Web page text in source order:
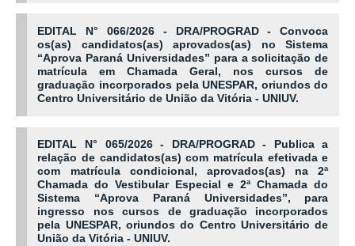
EDITAL N° 066/2026 - DRA/PROGRAD - Convoca
os(as) candidatos(as) aprovados(as) no Sistema
“Aprova Paraná Universidades” para a solicitação de
matrícula emChamada Geral , nos cursos de
graduação incorporados pela UNESPAR, oriundos do
Centro Universitário de União da Vitória - UNIUV.
EDITAL N° 065/2026 - DRA/PROGRAD - Publica a
relação de candidatos(as) com matrícula efetivada e
com matrícula condicional, aprovados(as) na 2ª
Chamada do Vestibular Especial e 2ª Chamada do
Sistema “Aprova Paraná Universidades”, para
ingresso nos cursos de graduação incorporados
pela UNESPAR, oriundos do Centro Universitário de
União da Vitória - UNIUV.